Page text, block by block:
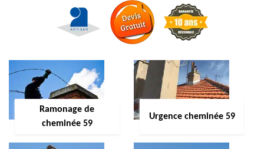
Ramonage de
cheminée 59
Urgence cheminée 59